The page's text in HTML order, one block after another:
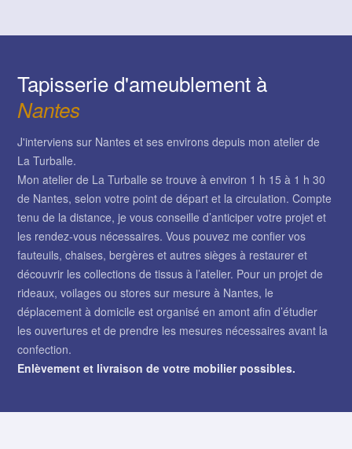
Tapisserie d'ameublement à
Nantes
J'interviens sur Nantes et ses environs depuis mon atelier de
La Turballe.
Mon atelier de La Turballe se trouve à environ 1 h 15 à 1 h 30
de Nantes, selon votre point de départ et la circulation. Compte
tenu de la distance, je vous conseille d’anticiper votre projet et
les rendez-vous nécessaires. Vous pouvez me confier vos
fauteuils, chaises, bergères et autres sièges à restaurer et
découvrir les collections de tissus à l’atelier. Pour un projet de
rideaux, voilages ou stores sur mesure à Nantes, le
déplacement à domicile est organisé en amont afin d’étudier
les ouvertures et de prendre les mesures nécessaires avant la
confection.
Enlèvement et livraison de votre mobilier possibles.